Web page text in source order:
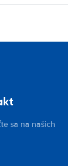
sa na našich